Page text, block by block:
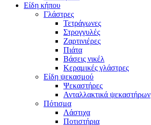
Είδη κήπου
Γλάστρες
Τετράγωνες
Στρογγυλές
Ζαρτινιέρες
Πιάτα
Βάσεις νικέλ
Κεραμικές γλάστρες
Είδη ψεκασμού
Ψεκαστήρες
Ανταλλακτικά ψεκαστήρων
Πότισμα
Λάστιχα
Ποτιστήρια